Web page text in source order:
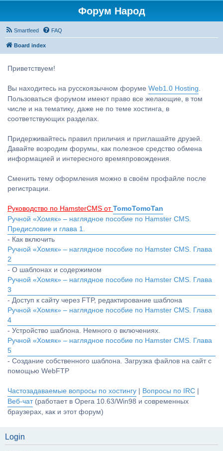
Форум Народ
Smartfeed FAQ
Board index
Приветствуем!
Вы находитесь на русскоязычном форуме Web1.0 Hosting.
Пользоваться форумом имеют право все желающие, в том
числе и на тематику, даже не по теме хостинга, в
соответствующих разделах.
Придерживайтесь правил приличия и приглашайте друзей.
Давайте возродим форумы, как полезное средство обмена
информацией и интересного времяпровождения.
Сменить тему оформления можно в своём профайле после
регистрации.
Руководство по HamsterCMS от TomoTomoTan
Ручной «Хомяк» – наглядное пособие по Hamster CMS.
Предисловие и глава 1.
- Как включить
Ручной «Хомяк» – наглядное пособие по Hamster CMS. Глава
2
- О шаблонах и содержимом
Ручной «Хомяк» – наглядное пособие по Hamster CMS. Глава
3
- Доступ к сайту через FTP, редактирование шаблона
Ручной «Хомяк» – наглядное пособие по Hamster CMS. Глава
4
- Устройство шаблона. Немного о включениях.
Ручной «Хомяк» – наглядное пособие по Hamster CMS. Глава
5
- Создание собственного шаблона. Загрузка файлов на сайт с
помощью WebFTP
Частозадаваемые вопросы по хостингу Вопросы по IRC
Веб-чат(работает в Opera 10.63/Win98 и современных
браузерах, как и этот форум)
Login